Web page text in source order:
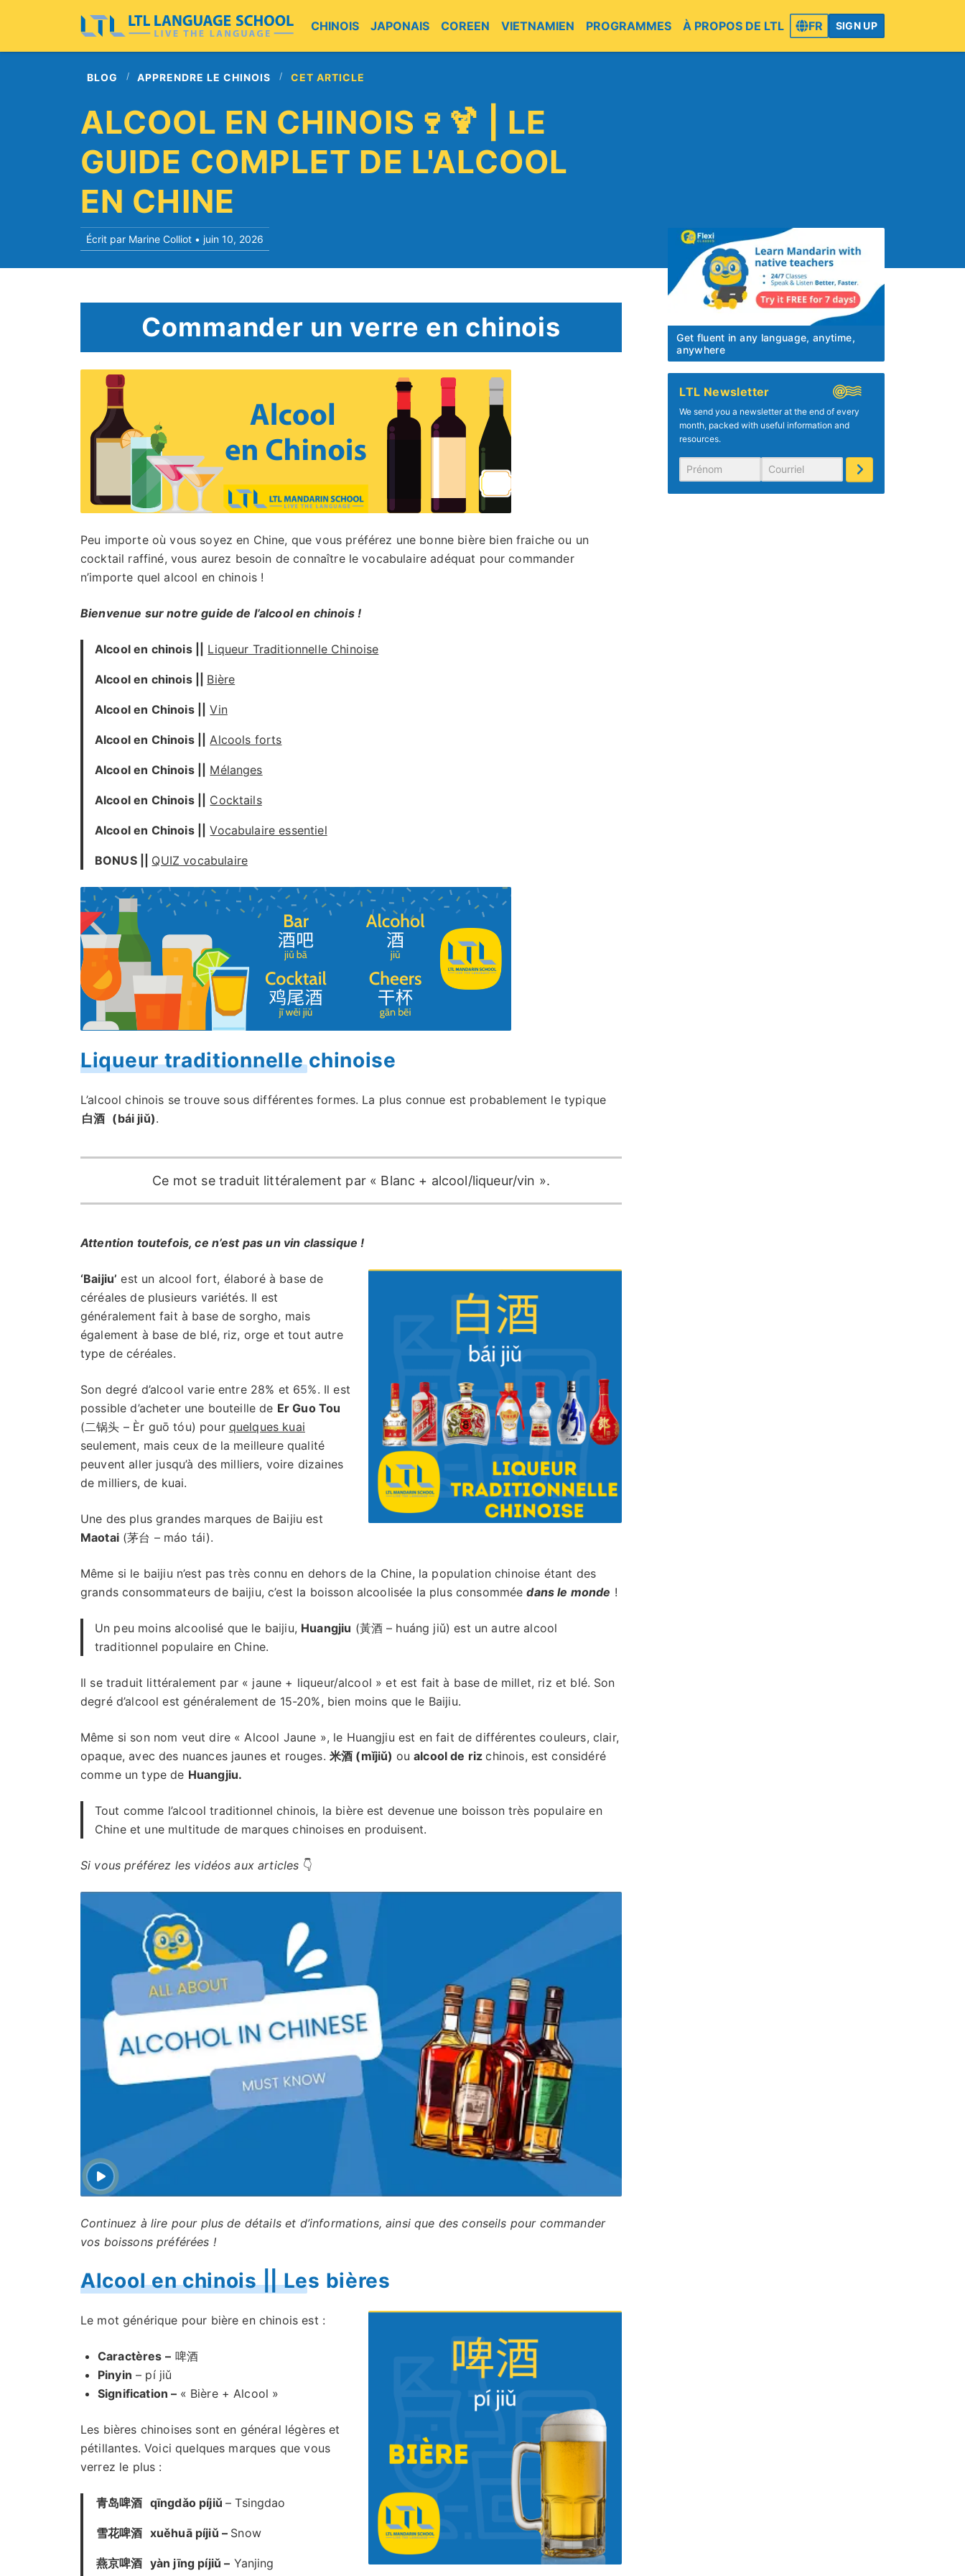
CHINOIS JAPONAIS COREEN VIETNAMIEN PROGRAMMES À PROPOS DE LTL FR SIGN UP
BLOG APPRENDRE LE CHINOIS CET ARTICLE
ALCOOL EN CHINOIS🍷🍹 | LE
GUIDE COMPLET DE L'ALCOOL
EN CHINE
Écrit par Marine Colliot • juin 10, 2026
Get fluent in any language, anytime,
anywhere
LTL Newsletter
We send you a newsletter at the end of every
month, packed with useful information and
resources.
Commander un verre en chinois
Peu importe où vous soyez en Chine, que vous préférez une bonne bière bien fraiche ou un
cocktail raffiné, vous aurez besoin de connaître le vocabulaire adéquat pour commander
n’importe quel alcool en chinois !
Bienvenue sur notre guide de l’alcool en chinois !
Alcool en chinois || Liqueur Traditionnelle Chinoise
Alcool en chinois || Bière
Alcool en Chinois || Vin
Alcool en Chinois || Alcools forts
Alcool en Chinois || Mélanges
Alcool en Chinois || Cocktails
Alcool en Chinois || Vocabulaire essentiel
BONUS || QUIZ vocabulaire
Liqueur traditionnelle chinoise
L’alcool chinois se trouve sous différentes formes. La plus connue est probablement le typique
白酒 (bái jiǔ).
Ce mot se traduit littéralement par « Blanc + alcool/liqueur/vin ».
Attention toutefois, ce n’est pas un vin classique !
‘Baijiu’ est un alcool fort, élaboré à base de
céréales de plusieurs variétés. Il est
généralement fait à base de sorgho, mais
également à base de blé, riz, orge et tout autre
type de céréales.
Son degré d’alcool varie entre 28% et 65%. Il est
possible d’acheter une bouteille de Er Guo Tou
(二锅头 – Èr guō tóu) pour quelques kuai
seulement, mais ceux de la meilleure qualité
peuvent aller jusqu’à des milliers, voire dizaines
de milliers, de kuai.
Une des plus grandes marques de Baijiu est
Maotai(茅台 – máo tái).
Même si le baijiu n’est pas très connu en dehors de la Chine, la population chinoise étant des
grands consommateurs de baijiu, c’est la boisson alcoolisée la plus consomméedans le monde !
Un peu moins alcoolisé que le baijiu, Huangjiu (黃酒 – huáng jiǔ) est un autre alcool
traditionnel populaire en Chine.
Il se traduit littéralement par « jaune + liqueur/alcool » et est fait à base de millet, riz et blé. Son
degré d’alcool est généralement de 15-20%, bien moins que le Baijiu.
Même si son nom veut dire « Alcool Jaune », le Huangjiu est en fait de différentes couleurs, clair,
opaque, avec des nuances jaunes et rouges. 米酒 (mǐjiǔ) oualcool de rizchinois, est considéré
comme un type de Huangjiu.
Tout comme l’alcool traditionnel chinois, la bière est devenue une boisson très populaire en
Chine et une multitude de marques chinoises en produisent.
Si vous préférez les vidéos aux articles 👇
Continuez à lire pour plus de détails et d’informations, ainsi que des conseils pour commander
vos boissons préférées !
Alcool en chinois || Les bières
Le mot générique pour bière en chinois est :
Caractères – 啤酒
Pinyin – pí jiǔ
Signification – « Bière + Alcool »
Les bières chinoises sont en général légères et
pétillantes. Voici quelques marques que vous
verrez le plus :
青岛啤酒 qīngdǎo píjiǔ– Tsingdao
雪花啤酒 xuěhuā píjiǔ – Snow
燕京啤酒 yàn jīng píjiǔ – Yanjing